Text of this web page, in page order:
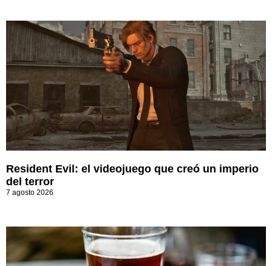
Resident Evil: el videojuego que creó un imperio
del terror
7 agosto 2026